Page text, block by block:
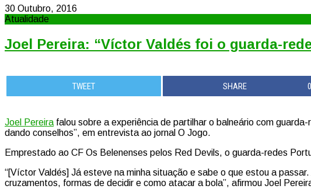
30 Outubro, 2016
Atualidade
Joel Pereira: “Víctor Valdés foi o guarda-
TWEET SHARE 0
Joel Pereira falou sobre a experiência de partilhar o balneário com
dando conselhos”, em entrevista ao jornal O Jogo.
Emprestado ao CF Os Belenenses pelos Red Devils, o guarda-redes
“[Víctor Valdés] Já esteve na minha situação e sabe o que estou a
cruzamentos, formas de decidir e como atacar a bola”, afirmou Joel